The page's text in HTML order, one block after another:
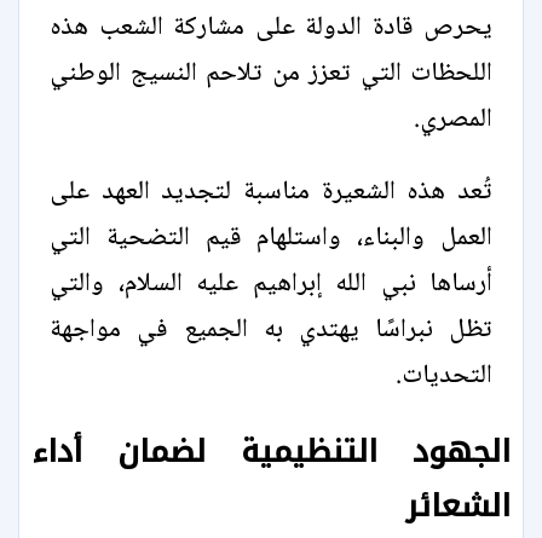
يحرص قادة الدولة على مشاركة الشعب هذه
اللحظات التي تعزز من تلاحم النسيج الوطني
المصري.
تُعد هذه الشعيرة مناسبة لتجديد العهد على
العمل والبناء، واستلهام قيم التضحية التي
أرساها نبي الله إبراهيم عليه السلام، والتي
تظل نبراسًا يهتدي به الجميع في مواجهة
التحديات.
الجهود التنظيمية لضمان أداء
الشعائر